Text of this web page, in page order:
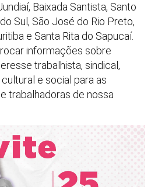
Baixada Santista, Santo
Sul, São José do Rio Preto,
e Santa Rita do Sapucaí.
informações sobre
trabalhista, sindical,
e social para as
trabalhadoras de nossa